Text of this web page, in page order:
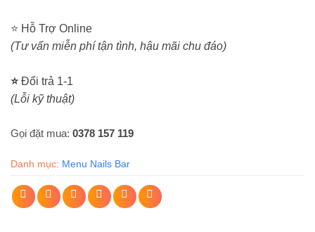
⭐ Hỗ Trợ Online
(Tư vấn miễn phí tận tình, hậu mãi chu đáo)
⭐Đổi trả 1-1
(Lỗi kỹ thuật)
Gọi đặt mua: 0378 157 119
Danh mục: Menu Nails Bar